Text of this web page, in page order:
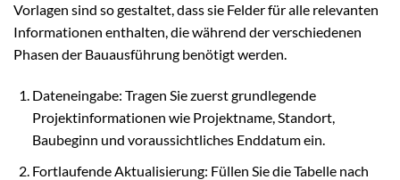
Vorlagen sind so gestaltet, dass sie Felder für alle relevanten
Informationen enthalten, die während der verschiedenen
Phasen der Bauausführung benötigt werden.
Dateneingabe: Tragen Sie zuerst grundlegende
Projektinformationen wie Projektname, Standort,
Baubeginn und voraussichtliches Enddatum ein.
Fortlaufende Aktualisierung: Füllen Sie die Tabelle nach